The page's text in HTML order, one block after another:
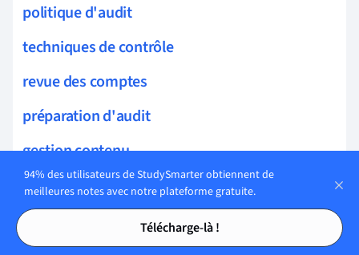
Tables des matières
Tables des matières
politique d'audit
techniques de contrôle
revue des comptes
préparation d'audit
gestion contenu
gestion de qualité
détection de fraude
94% des utilisateurs de StudySmarter obtiennent de
meilleures notes avec notre plateforme gratuite.
Télécharge-là !